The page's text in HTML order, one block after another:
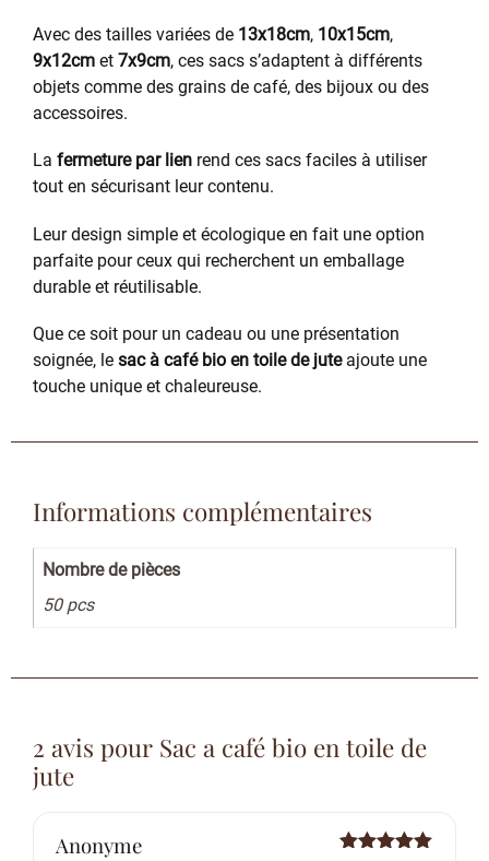
Avec des tailles variées de 13x18cm, 10x15cm,
9x12cm et 7x9cm, ces sacs s’adaptent à différents
objets comme des grains de café, des bijoux ou des
accessoires.
La fermeture par lien rend ces sacs faciles à utiliser
tout en sécurisant leur contenu.
Leur design simple et écologique en fait une option
parfaite pour ceux qui recherchent un emballage
durable et réutilisable.
Que ce soit pour un cadeau ou une présentation
soignée, le sac à café bio en toile de juteajoute une
touche unique et chaleureuse.
Informations complémentaires
Nombre de pièces
50 pcs
2 avis pour Sac a café bio en toile de
jute
Anonyme